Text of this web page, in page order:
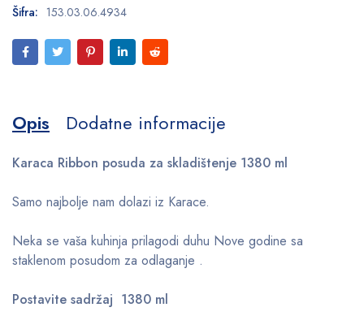
Šifra: 153.03.06.4934
Opis Dodatne informacije
Karaca Ribbon posuda za skladištenje 1380 ml
Samo najbolje nam dolazi iz Karace.
Neka se vaša kuhinja prilagodi duhu Nove godine sa
staklenom posudom za odlaganje .
Postavite sadržaj 1380 ml